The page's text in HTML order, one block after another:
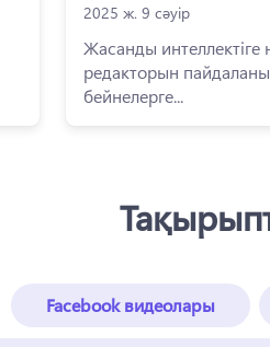
2025 ж. 9 сәуір
Жасанды интеллектіге
редакторын
бейнелерге...
Facebook видеолары